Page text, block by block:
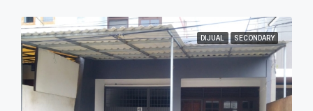
DIJUAL SECONDARY